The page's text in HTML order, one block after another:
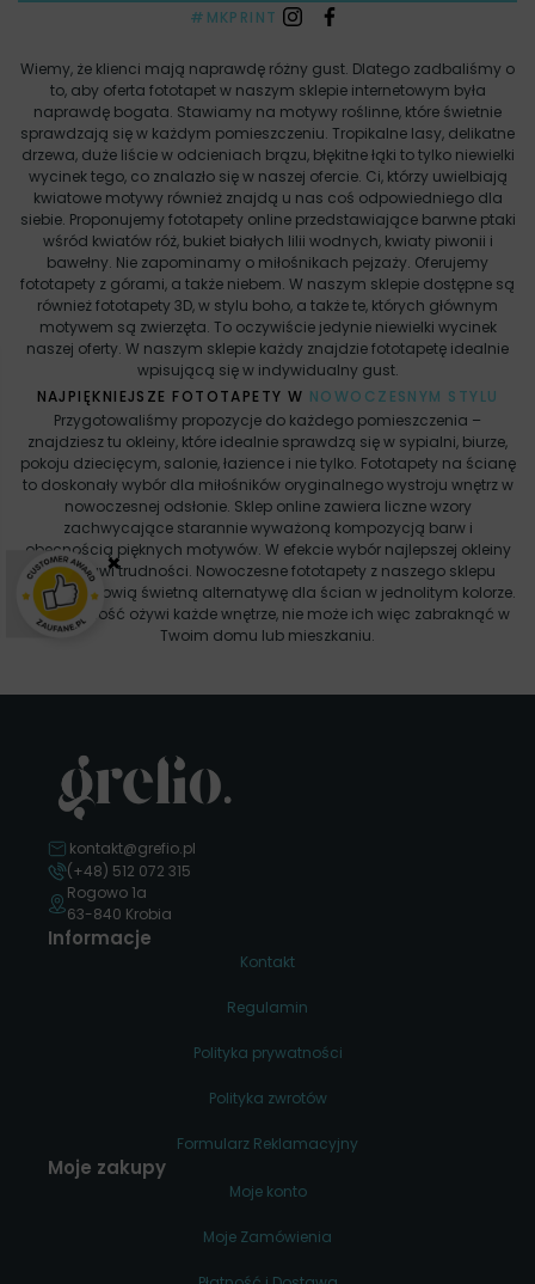
#MKPRINT
Wiemy, że klienci mają naprawdę różny gust. Dlatego zadbaliśmy o
to, aby oferta fototapet w naszym sklepie internetowym była
naprawdę bogata. Stawiamy na motywy roślinne, które świetnie
sprawdzają się w każdym pomieszczeniu. Tropikalne lasy, delikatne
drzewa, duże liście w odcieniach brązu, błękitne łąki to tylko niewielki
wycinek tego, co znalazło się w naszej ofercie. Ci, którzy uwielbiają
kwiatowe motywy również znajdą u nas coś odpowiedniego dla
siebie. Proponujemy fototapety online przedstawiające barwne ptaki
wśród kwiatów róż, bukiet białych lilii wodnych, kwiaty piwonii i
bawełny. Nie zapominamy o miłośnikach pejzaży. Oferujemy
fototapety z górami, a także niebem. W naszym sklepie dostępne są
również fototapety 3D, w stylu boho, a także te, których głównym
motywem są zwierzęta. To oczywiście jedynie niewielki wycinek
naszej oferty. W naszym sklepie każdy znajdzie fototapetę idealnie
wpisującą się w indywidualny gust.
NAJPIĘKNIEJSZE FOTOTAPETY W NOWOCZESNYM STYLU
Przygotowaliśmy propozycje do każdego pomieszczenia –
znajdziesz tu okleiny, które idealnie sprawdzą się w sypialni, biurze,
pokoju dziecięcym, salonie, łazience i nie tylko. Fototapety na ścianę
to doskonały wybór dla miłośników oryginalnego wystroju wnętrz w
nowoczesnej odsłonie. Sklep online zawiera liczne wzory
zachwycające starannie wyważoną kompozycją barw i
obecnością pięknych motywów. W efekcie wybór najlepszej okleiny
nie sprawi trudności. Nowoczesne fototapety z naszego sklepu
online stanowią świetną alternatywę dla ścian w jednolitym kolorze.
Ich obecność ożywi każde wnętrze, nie może ich więc zabraknąć w
Twoim domu lub mieszkaniu.
kontakt@grefio.pl
(+48) 512 072 315
Rogowo 1a
63-840 Krobia
Informacje
Kontakt
Regulamin
Polityka prywatności
Polityka zwrotów
Formularz Reklamacyjny
Moje zakupy
Moje konto
Moje Zamówienia
×